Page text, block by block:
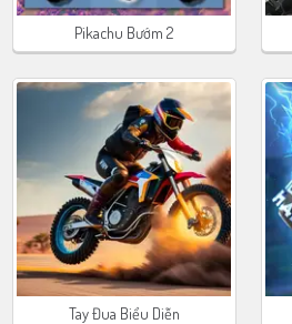
Pikachu Bướm 2
Tay Đua Biểu Diễn